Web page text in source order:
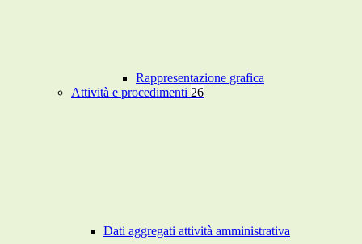
Rappresentazione grafica
Attività e procedimenti 26
Dati aggregati attività amministrativa